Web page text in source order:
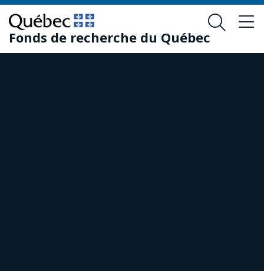
Passer
au
contenu
principal
Passer
au
pied
de
Fonds de recherche du Québec